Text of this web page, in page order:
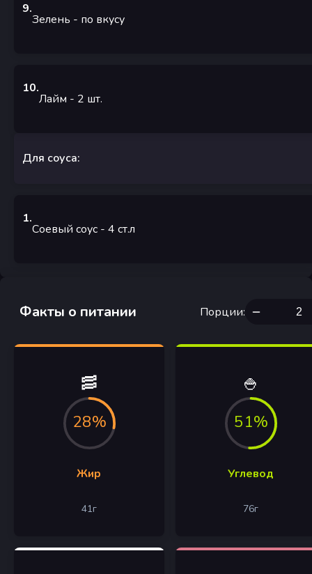
9.
Зелень - по вкусу
10.
Лайм - 2 шт.
Для соуса:
1.
Соевый соус - 4 ст.л
Факты о питании Порции:
🥓
28%
Жир
41г
🍚
51%
Углевод
76г